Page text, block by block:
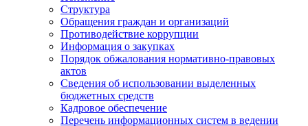
Структура
Обращения граждан и организаций
Противодействие коррупции
Информация о закупках
Порядок обжалования нормативно-правовых
актов
Сведения об использовании выделенных
бюджетных средств
Кадровое обеспечение
Перечень информационных систем в ведении